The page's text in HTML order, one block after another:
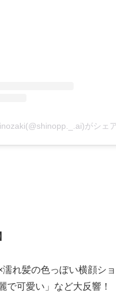
がシェ
れ髪の色っぽい横顔シ
で可愛い」など大反響！